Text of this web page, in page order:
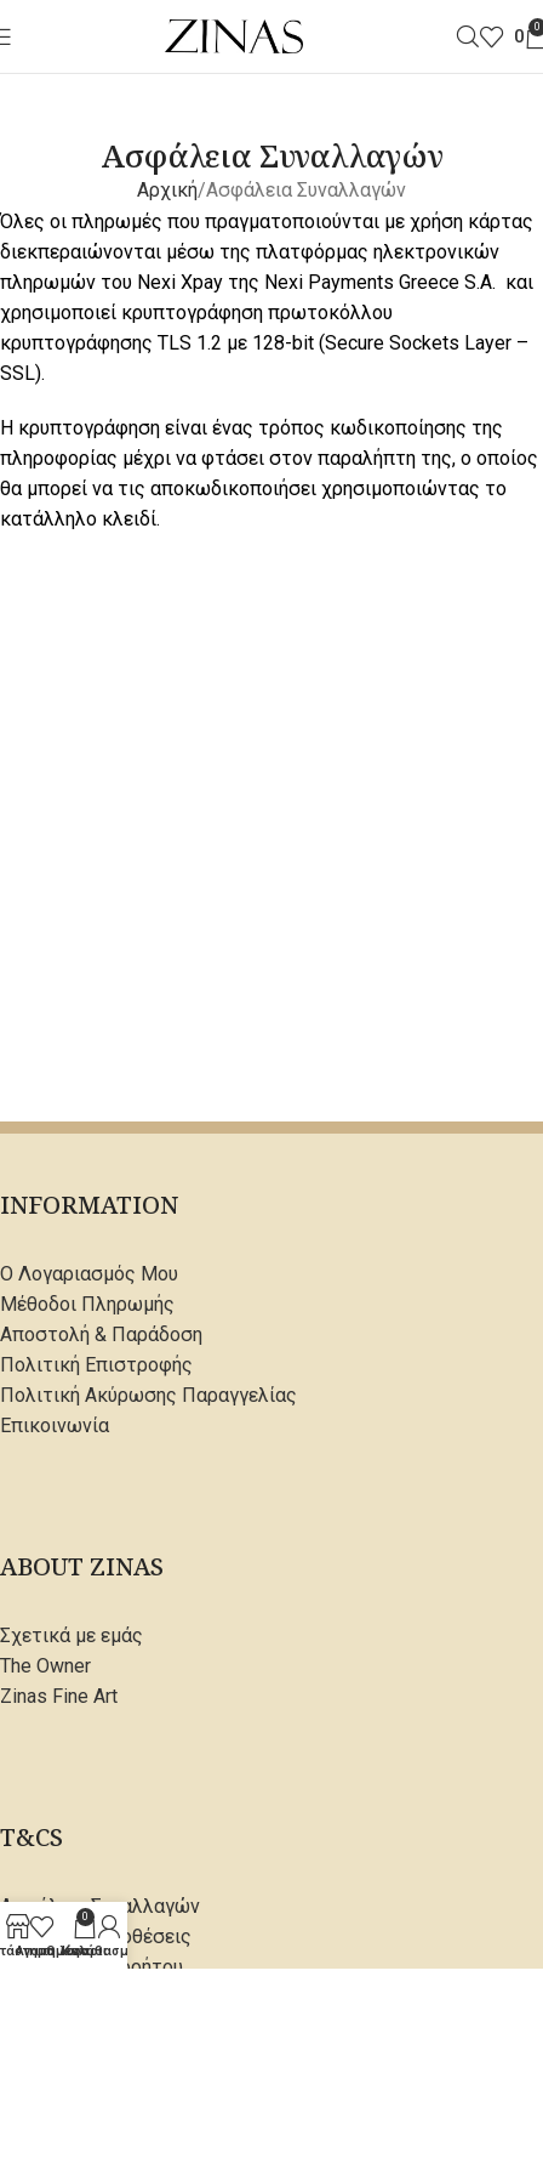
0 0
Ασφάλεια Συναλλαγών
Αρχική Ασφάλεια Συναλλαγών
Όλες οι πληρωμές που πραγματοποιούνται με χρήση κάρτας
διεκπεραιώνονται μέσω της πλατφόρμας ηλεκτρονικών
πληρωμών του Nexi Xpay της Nexi Payments Greece S.A. και
χρησιμοποιεί κρυπτογράφηση πρωτοκόλλου
κρυπτογράφησης TLS 1.2 με 128-bit (Secure Sockets Layer –
SSL).
Η κρυπτογράφηση είναι ένας τρόπος κωδικοποίησης της
πληροφορίας μέχρι να φτάσει στον παραλήπτη της, ο οποίος
θα μπορεί να τις αποκωδικοποιήσει χρησιμοποιώντας το
κατάλληλο κλειδί.
INFORMATION
Ο Λογαριασμός Μου
Μέθοδοι Πληρωμής
Αποστολή & Παράδοση
Πολιτική Επιστροφής
Πολιτική Ακύρωσης Παραγγελίας
Επικοινωνία
ABOUT ZINAS
Σχετικά με εμάς
The Owner
Zinas Fine Art
T&CS
Ασφάλεια Συναλλαγών
Όροι & Προϋποθέσεις
Πολιτική Απορρήτου
Αγαπημένα
0
Καλάθι
Ο λογαριασμός μου